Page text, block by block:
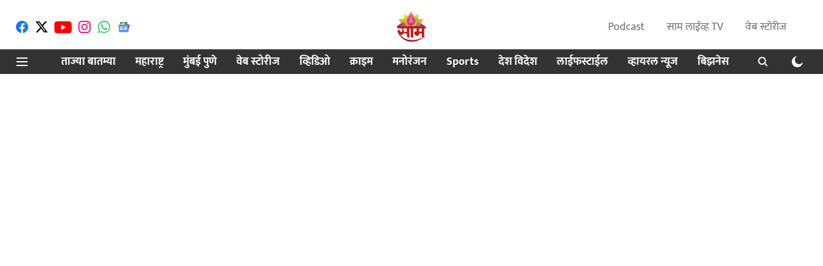
Podcast साम लाईव्ह TV
वेब स्टोरीज
ताज्या बातम्या
महाराष्ट्र मुंबई पुणे वेब स्टोरीज व्हिडिओ क्राइम मनोरंजन Sports देश विदेश लाईफस्टाईल व्हायरल न्यूज बिझनेस